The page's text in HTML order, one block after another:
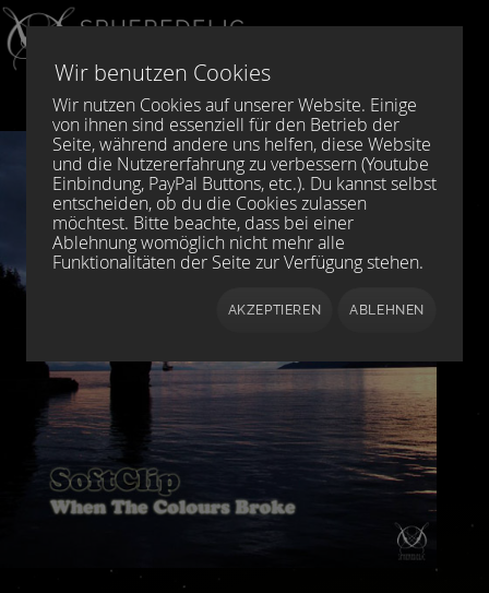
Sprache auswählen
Wir benutzen Cookies
Wir nutzen Cookies auf unserer Website. Einige
von ihnen sind essenziell für den Betrieb der
Seite, während andere uns helfen, diese Website
und die Nutzererfahrung zu verbessern (Youtube
Einbindung, PayPal Buttons, etc.). Du kannst selbst
entscheiden, ob du die Cookies zulassen
möchtest. Bitte beachte, dass bei einer
Ablehnung womöglich nicht mehr alle
Funktionalitäten der Seite zur Verfügung stehen.
AKZEPTIEREN ABLEHNEN